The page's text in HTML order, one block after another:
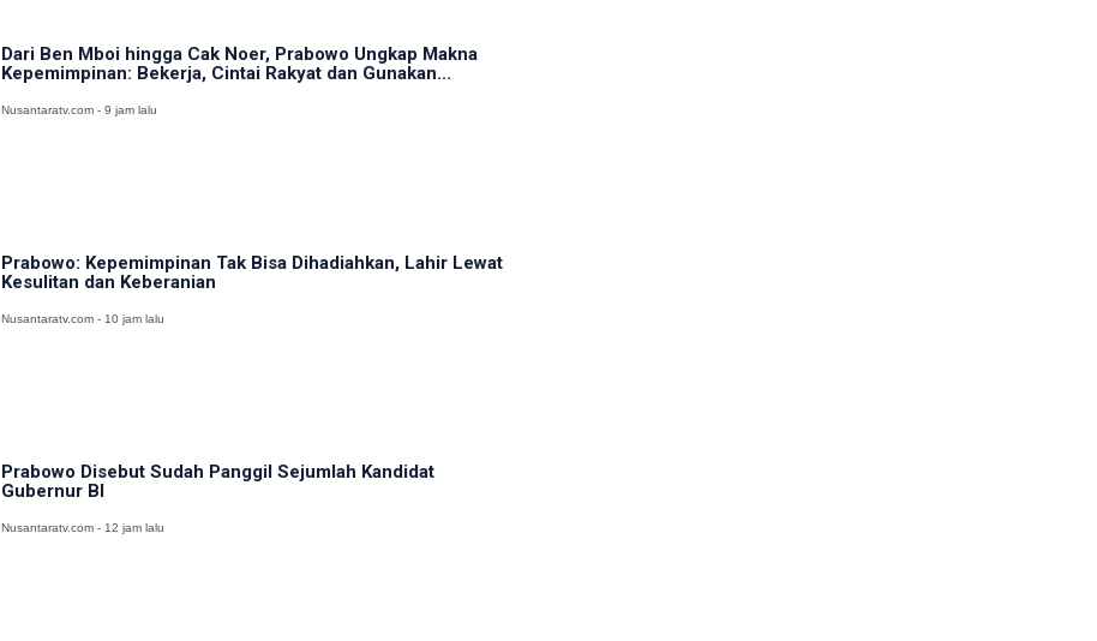
Dari Ben Mboi hingga Cak Noer, Prabowo Ungkap Makna
Kepemimpinan: Bekerja, Cintai Rakyat dan Gunakan...
Nusantaratv.com - 9 jam lalu
Prabowo: Kepemimpinan Tak Bisa Dihadiahkan, Lahir Lewat
Kesulitan dan Keberanian
Nusantaratv.com - 10 jam lalu
Prabowo Disebut Sudah Panggil Sejumlah Kandidat
Gubernur BI
Nusantaratv.com - 12 jam lalu